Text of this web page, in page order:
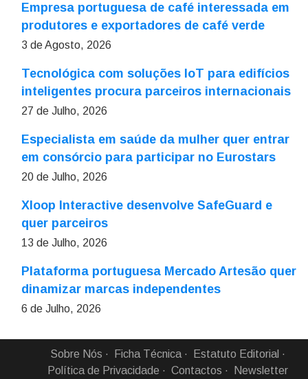
Empresa portuguesa de café interessada em
produtores e exportadores de café verde
3 de Agosto, 2026
Tecnológica com soluções IoT para edifícios
inteligentes procura parceiros internacionais
27 de Julho, 2026
Especialista em saúde da mulher quer entrar
em consórcio para participar no Eurostars
20 de Julho, 2026
Xloop Interactive desenvolve SafeGuard e
quer parceiros
13 de Julho, 2026
Plataforma portuguesa Mercado Artesão quer
dinamizar marcas independentes
6 de Julho, 2026
Sobre Nós Ficha Técnica
Estatuto Editorial
Política de Privacidade
Contactos Newsletter